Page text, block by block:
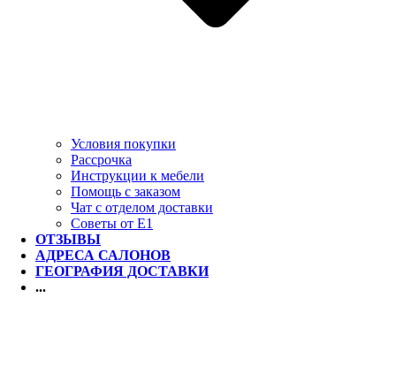
Условия покупки
Рассрочка
Инструкции к мебели
Помощь с заказом
Чат с отделом доставки
Советы от Е1
ОТЗЫВЫ
АДРЕСА САЛОНОВ
ГЕОГРАФИЯ ДОСТАВКИ
...